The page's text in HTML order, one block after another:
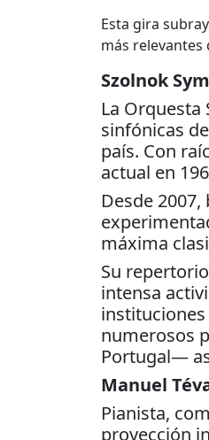
Esta gira
más
Szolnok
La Orquesta
sinfónicas
país. Con
actual en
Desde
máxima
Su
intensa
numerosos
Portugal—
Manuel
Pianista,
proyección